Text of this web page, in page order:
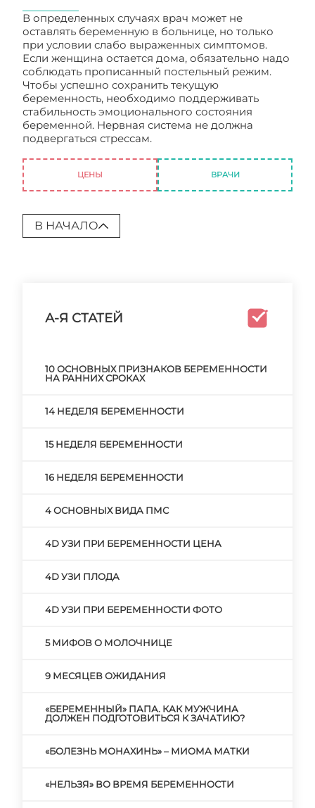
В определенных случаях врач может не
оставлять беременную в больнице, но только
при условии слабо выраженных симптомов.
Если женщина остается дома, обязательно надо
соблюдать прописанный постельный режим.
Чтобы успешно сохранить текущую
беременность, необходимо поддерживать
стабильность эмоционального состояния
беременной. Нервная система не должна
подвергаться стрессам.
ЦЕНЫ ВРАЧИ
В НАЧАЛО
А-Я СТАТЕЙ
10 ОСНОВНЫХ ПРИЗНАКОВ БЕРЕМЕННОСТИ
НА РАННИХ СРОКАХ
14 НЕДЕЛЯ БЕРЕМЕННОСТИ
15 НЕДЕЛЯ БЕРЕМЕННОСТИ
16 НЕДЕЛЯ БЕРЕМЕННОСТИ
4 ОСНОВНЫХ ВИДА ПМС
4D УЗИ ПРИ БЕРЕМЕННОСТИ ЦЕНА
4D УЗИ ПЛОДА
4D УЗИ ПРИ БЕРЕМЕННОСТИ ФОТО
5 МИФОВ О МОЛОЧНИЦЕ
9 МЕСЯЦЕВ ОЖИДАНИЯ
«БЕРЕМЕННЫЙ» ПАПА. КАК МУЖЧИНА
ДОЛЖЕН ПОДГОТОВИТЬСЯ К ЗАЧАТИЮ?
«БОЛЕЗНЬ МОНАХИНЬ» – МИОМА МАТКИ
«НЕЛЬЗЯ» ВО ВРЕМЯ БЕРЕМЕННОСТИ